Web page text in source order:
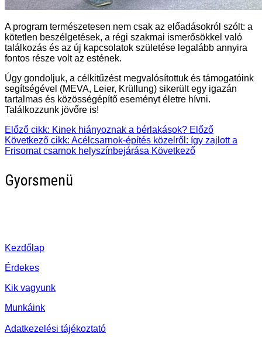
A program természetesen nem csak az előadásokról szólt: a
kötetlen beszélgetések, a régi szakmai ismerősökkel való
találkozás és az új kapcsolatok születése legalább annyira
fontos része volt az estének.
Úgy gondoljuk, a célkitűzést megvalósítottuk és támogatóink
segítségével (MEVA, Leier, Krüllung) sikerült egy igazán
tartalmas és közösségépítő eseményt életre hívni.
Találkozzunk jövőre is!
Előző cikk: Kinek hiányoznak a bérlakások? Előző
Következő cikk: Acélcsarnok-építés közelről: így zajlott a
Frisomat csarnok helyszínbejárása Következő
Gyorsmenü
Kezdőlap
Érdekes
Kik vagyunk
Munkáink
Adatkezelési tájékoztató